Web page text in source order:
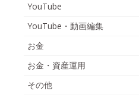
YouTube
YouTube・動画編集
お金
お金・資産運用
その他